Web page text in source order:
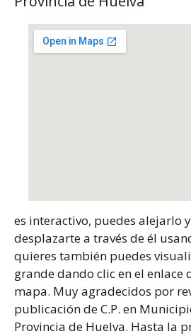
es interactivo, puedes alejarlo
desplazarte a través de él
quieres también puedes
grande dando clic en el enlace
mapa. Muy agradecidos por
publicación de C.P. en
Provincia de Huelva. Hasta la